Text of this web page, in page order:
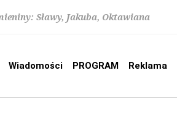
Sławy, Jakuba, Oktawiana
Wiadomości PROGRAM Reklama